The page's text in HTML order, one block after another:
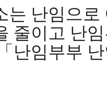
는 난임으로
줄이고 난
「 난임부부